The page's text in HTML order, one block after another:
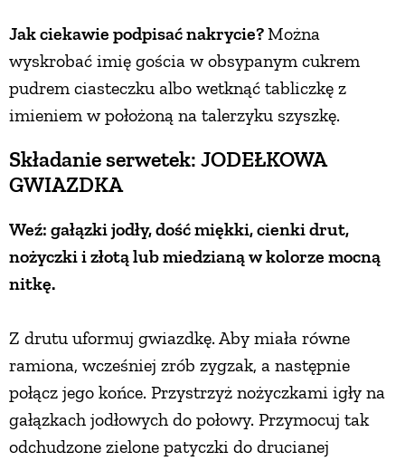
Jak ciekawie podpisać nakrycie?Można
wyskrobać imię gościa w obsypanym cukrem
pudrem ciasteczku albo wetknąć tabliczkę z
imieniem w położoną na talerzyku szyszkę.
Składanie serwetek: JODEŁKOWA
GWIAZDKA
Weź: gałązki jodły, dość miękki, cienki drut,
nożyczki i złotą lub miedzianą w kolorze mocną
nitkę.
Z drutu uformuj gwiazdkę. Aby miała równe
ramiona, wcześniej zrób zygzak, a następnie
połącz jego końce. Przystrzyż nożyczkami igły na
gałązkach jodłowych do połowy. Przymocuj tak
odchudzone zielone patyczki do drucianej